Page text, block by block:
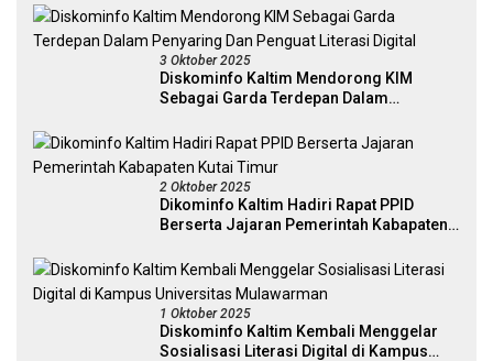
3 Oktober 2025
Diskominfo Kaltim Mendorong KIM
Sebagai Garda Terdepan Dalam
2 Oktober 2025
Dikominfo Kaltim Hadiri Rapat PPID
Berserta Jajaran Pemerintah Kabapaten
1 Oktober 2025
Diskominfo Kaltim Kembali Menggelar
Sosialisasi Literasi Digital di Kampus